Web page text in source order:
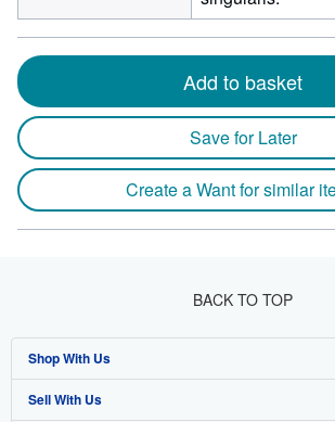
Add to basket
Save for Later
Create a Want for similar
BACK TO TOP
Shop With Us
Advanced Search
Sell With Us